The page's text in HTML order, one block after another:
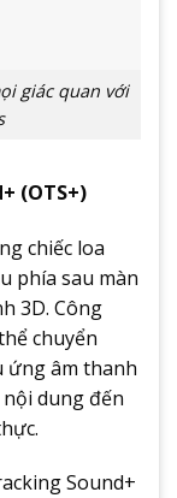
giác quan với
(OTS+)
chiếc loa
phía sau màn
3D. Công
chuyển
ứng âm thanh
dung đến
Sound+